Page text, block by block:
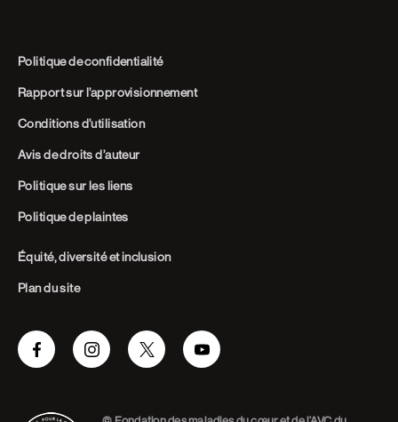
Politique de confidentialité
Rapport sur l’approvisionnement
Conditions d’utilisation
Avis de droits d’auteur
Politique sur les liens
Politique de plaintes
Équité, diversité et inclusion
Plan du site
FacebookInstagramTwitter Youtube